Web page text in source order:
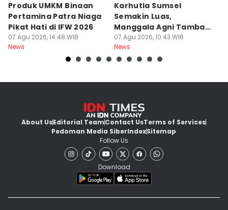
Produk UMKM Binaan
Pertamina Patra Niaga
Pikat Hati di IFW 2026
07 Agu 2026, 14:48 WIB
News
Karhutla Sumsel
Semakin Luas,
Manggala Agni Tambah
Regu Pemadam
07 Agu 2026, 10:43 WIB
News
About UsEditorial TeamContact UsTerms of Services
Pedoman Media SiberIndexSitemap
Follow Us
Download